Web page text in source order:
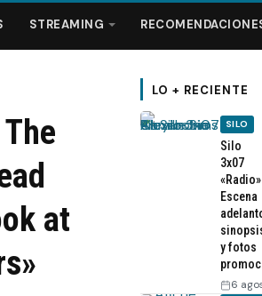
STREAMING
The
at
LO + RECIENTE
SILO
Silo
3x07
Escena
y fotos
6